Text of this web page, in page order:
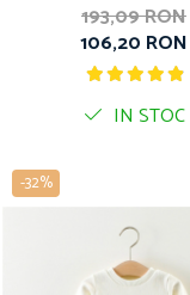
193,09 RON
106,20 RON
IN STOC
-32%